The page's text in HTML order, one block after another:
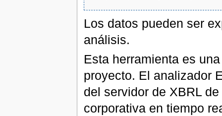
Los datos pueden ser
análisis.
Esta herramienta es
proyecto. El analizador
del servidor de XBRL
corporativa en tiempo